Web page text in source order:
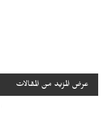
عرض المزيد من المقالات